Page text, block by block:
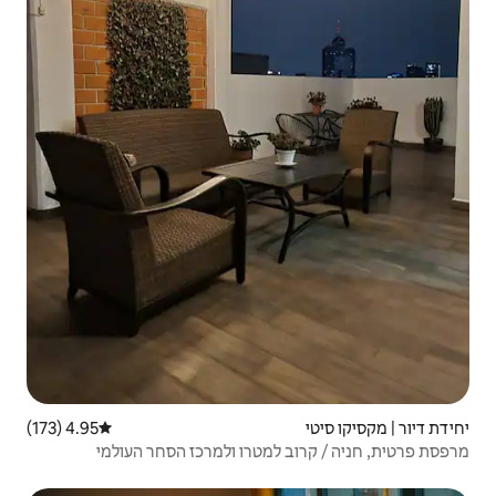
דירוג ממוצע של 4.95 מתוך 5, 173 ביקורות
4.95 (173)
ולמרכז הסחר העולמי